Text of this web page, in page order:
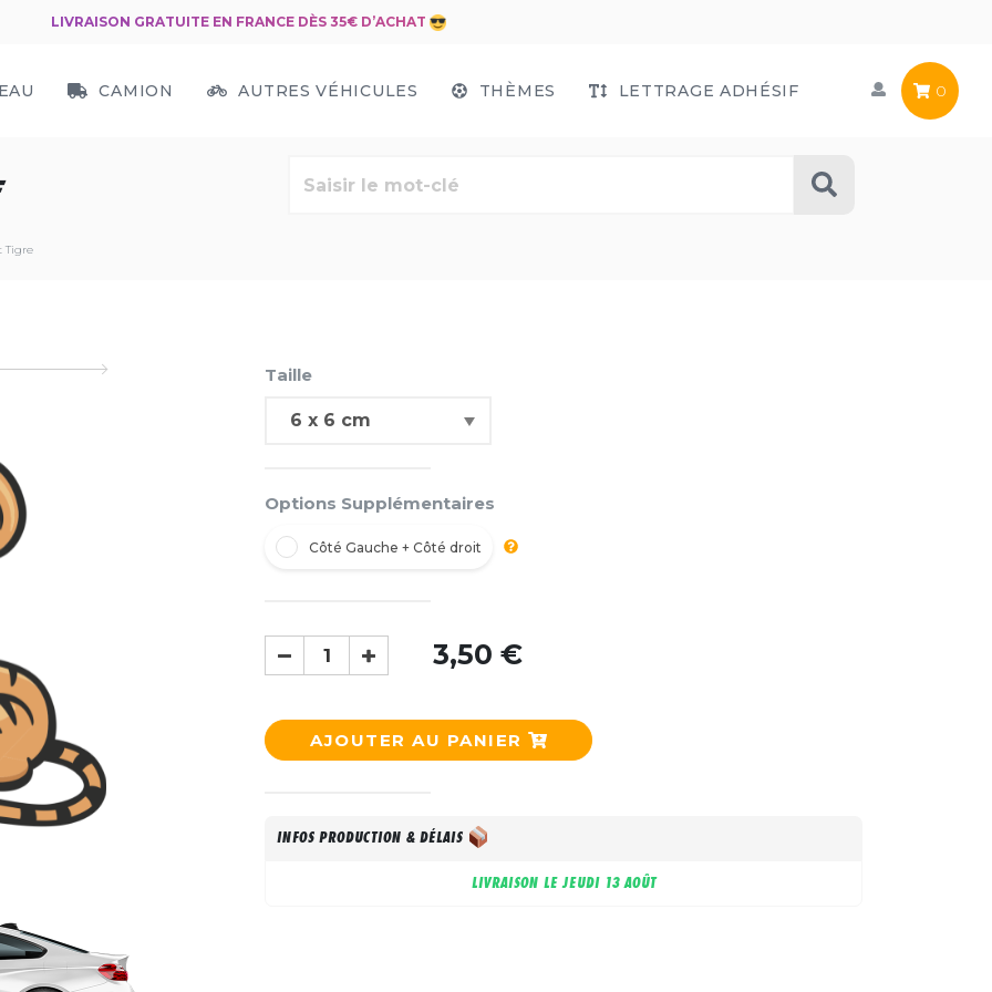
LIVRAISON GRATUITE EN FRANCE DÈS 35€ D’ACHAT
CAMION AUTRES VÉHICULES THÈMES LETTRAGE ADHÉSIF 0
Tigre
Taille
Options Supplémentaires
Côté Gauche + Côté droit
3,50 €
AJOUTER AU PANIER
INFOS PRODUCTION & DÉLAIS
LIVRAISON LEJEUDI 13 AOÛT